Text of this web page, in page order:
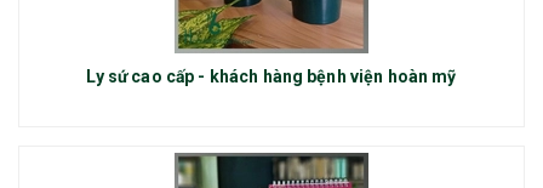
Ly sứ cao cấp - khách hàng bệnh viện hoàn mỹ